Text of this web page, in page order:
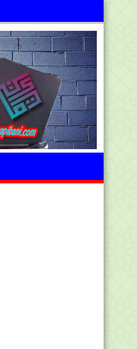
07 Agustus 2026